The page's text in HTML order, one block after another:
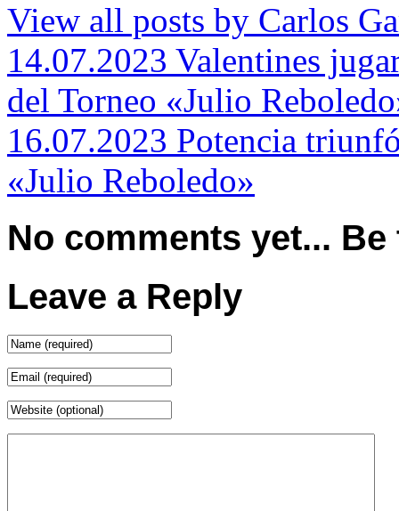
View all posts by Carlos
14.07.2023 Valentines
del Torneo «Julio
16.07.2023 Potencia
«Julio Reboledo»
No comments yet...
Leave a Reply